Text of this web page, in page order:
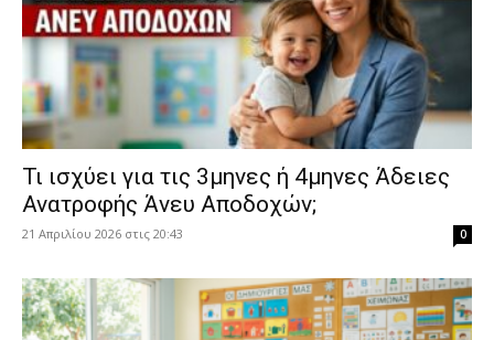
​Τι ισχύει για τις 3μηνες ή 4μηνες Άδειες
Ανατροφής Άνευ Αποδοχών;
21 Απριλίου 2026 στις 20:43 0